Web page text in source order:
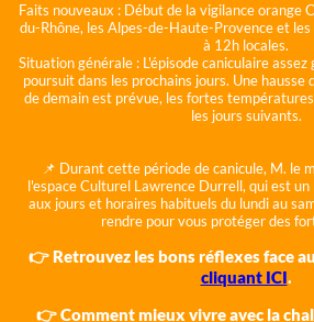
Faits nouveaux : Début de la vigilance orange
du-Rhône, les Alpes-de-Haute-Provence et
à 12h locales.
Situation générale : L'épisode caniculaire
poursuit dans les prochains jours. Une
de demain est prévue, les fortes
les jours suivants.
📌 Durant cette période de canicule, M. le
l'espace Culturel Lawrence Durrell, qui est
aux jours et horaires habituels du lundi au
rendre pour vous protéger des
👉 Retrouvez les bons réflexes face
cliquant ICI.
👉 Comment mieux vivre avec la